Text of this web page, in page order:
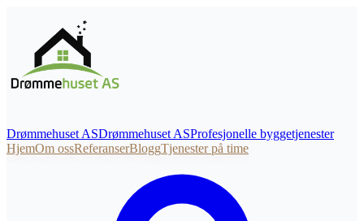
Drømmehuset ASDrømmehuset ASProfesjonelle byggetjenester
HjemOm ossReferanserBloggTjenester på time